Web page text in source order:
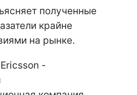
полученные
крайне
на рынке.
Ericsson -